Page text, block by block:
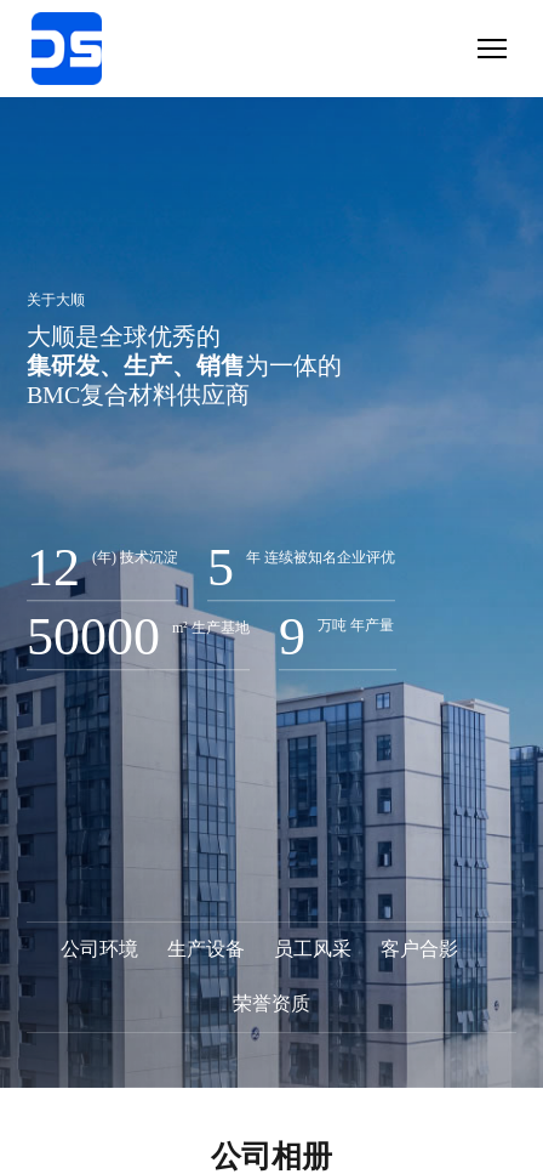
关于大顺
大顺是全球优秀的
集研发、生产、销售为一体的
BMC复合材料供应商
12 (年) 技术沉淀 5 年 连续被知名企业评优
50000 m² 生产基地 9 万吨 年产量
公司环境 生产设备 员工风采 客户合影
荣誉资质
公司相册